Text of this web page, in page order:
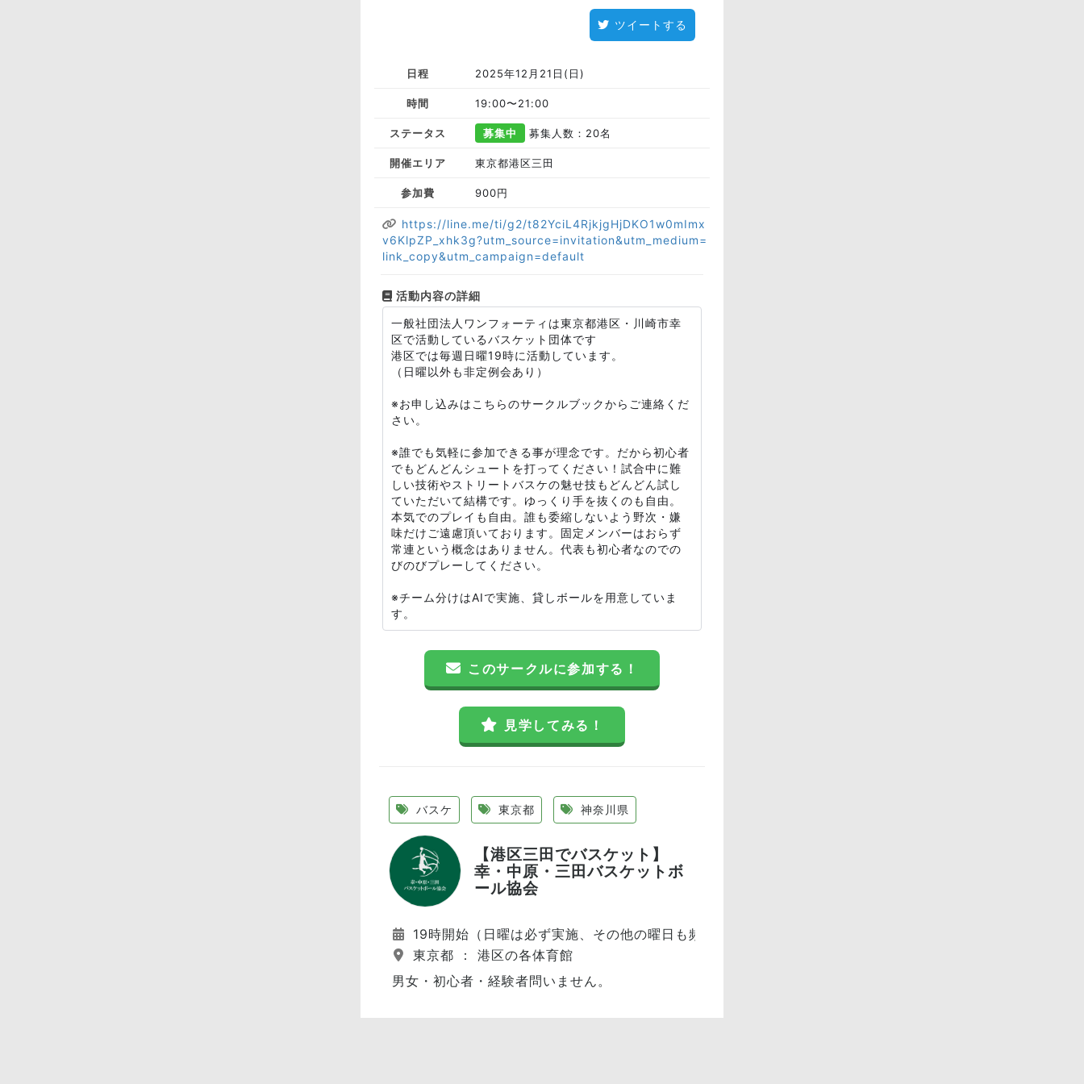
ツイートする
日程 2025年12月21日(日)
時間 19:00〜21:00
ステータス 募集中 募集人数：20名
開催エリア 東京都港区三田
参加費 900円
https://line.me/ti/g2/t82YciL4RjkjgHjDKO1w0mImx
v6KlpZP_xhk3g?utm_source=invitation&utm_medium=
link_copy&utm_campaign=default
活動内容の詳細
一般社団法人ワンフォーティは東京都港区・川崎市幸
区で活動しているバスケット団体です
港区では毎週日曜19時に活動しています。
（日曜以外も非定例会あり）
※お申し込みはこちらのサークルブックからご連絡くだ
さい。
※誰でも気軽に参加できる事が理念です。だから初心者
でもどんどんシュートを打ってください！試合中に難
しい技術やストリートバスケの魅せ技もどんどん試し
ていただいて結構です。ゆっくり手を抜くのも自由。
本気でのプレイも自由。誰も委縮しないよう野次・嫌
味だけご遠慮頂いております。固定メンバーはおらず
常連という概念はありません。代表も初心者なのでの
びのびプレーしてください。
※チーム分けはAIで実施、貸しボールを用意していま
す。
このサークルに参加する！
見学してみる！
バスケ 東京都 神奈川県
【港区三田でバスケット】
幸・中原・三田バスケットボ
ール協会
19時開始（日曜は必ず実施、その他の曜日も頻繁に実施）
東京都 ： 港区の各体育館
男女・初心者・経験者問いません。